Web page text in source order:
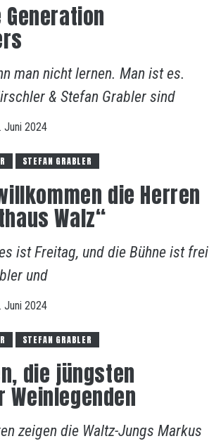
Generation
man nicht lernen. Man ist es.
& Stefan Grabler sind
Juni 2024
STEFAN GRABLER
die Herren
Walz“
ist Freitag, und die Bühne ist frei
und
Juni 2024
STEFAN GRABLER
die jüngsten
Weinlegenden
zeigen die Waltz-Jungs Markus